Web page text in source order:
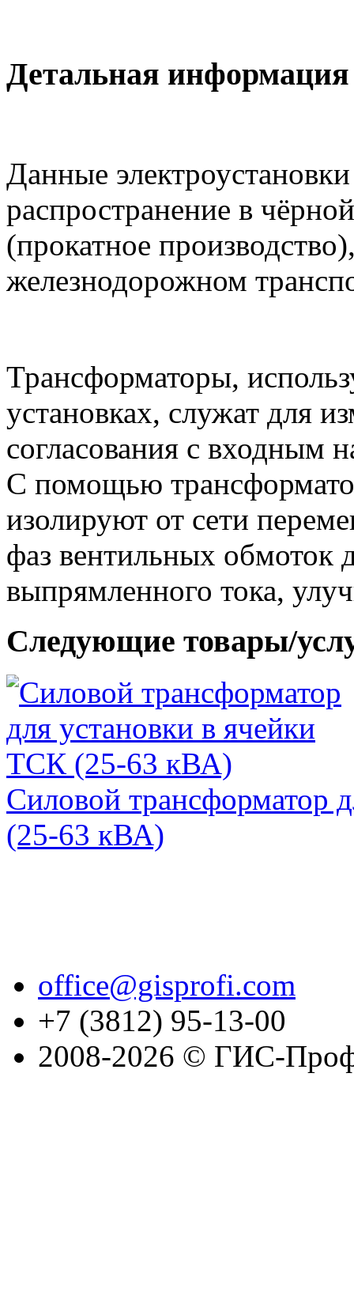
Детальная информация
Данные
распространение в
(прокатное
железнодорожном
Трансформаторы,
установках, служат для
согласования с входным
С помощью
изолируют от сети
фаз вентильных обмоток
выпрямленного тока,
Следующие товары/
Силовой трансформатор
(25-63 кВА)
office@gisprofi.com
+7 (3812) 95-13-00
2008-2026 © ГИС-